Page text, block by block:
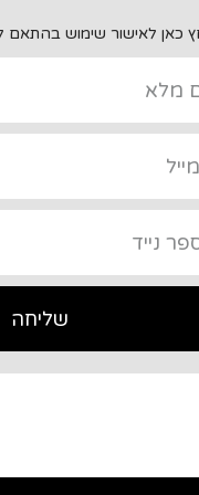
כאן לאישור שימוש בהתאם
שליחה